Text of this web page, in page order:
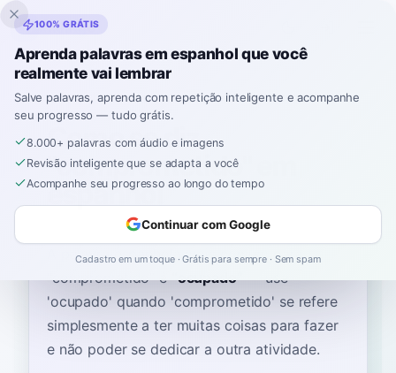
Inklingo
Início›Espanhol›Portuguese → espanhol›comprometido
Como se diz
"comprometido" em
espanhol
A palavra espanhola mais comum para
“comprometido”é “ocupado”—use
'ocupado' quando 'comprometido' se refere
simplesmente a ter muitas coisas para fazer
e não poder se dedicar a outra atividade.
100% GRÁTIS
Aprenda palavras em espanhol que você
realmente vai lembrar
Salve palavras, aprenda com repetição inteligente e acompanhe
seu progresso — tudo grátis.
8.000+ palavras com áudio e imagens
Revisão inteligente que se adapta a você
Acompanhe seu progresso ao longo do tempo
Continuar com Google
Cadastro em um toque · Grátis para sempre · Sem spam